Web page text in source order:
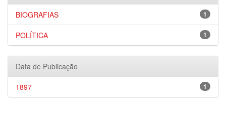
1
BIOGRAFIAS
1
POLÍTICA
Data de Publicação
1
1897